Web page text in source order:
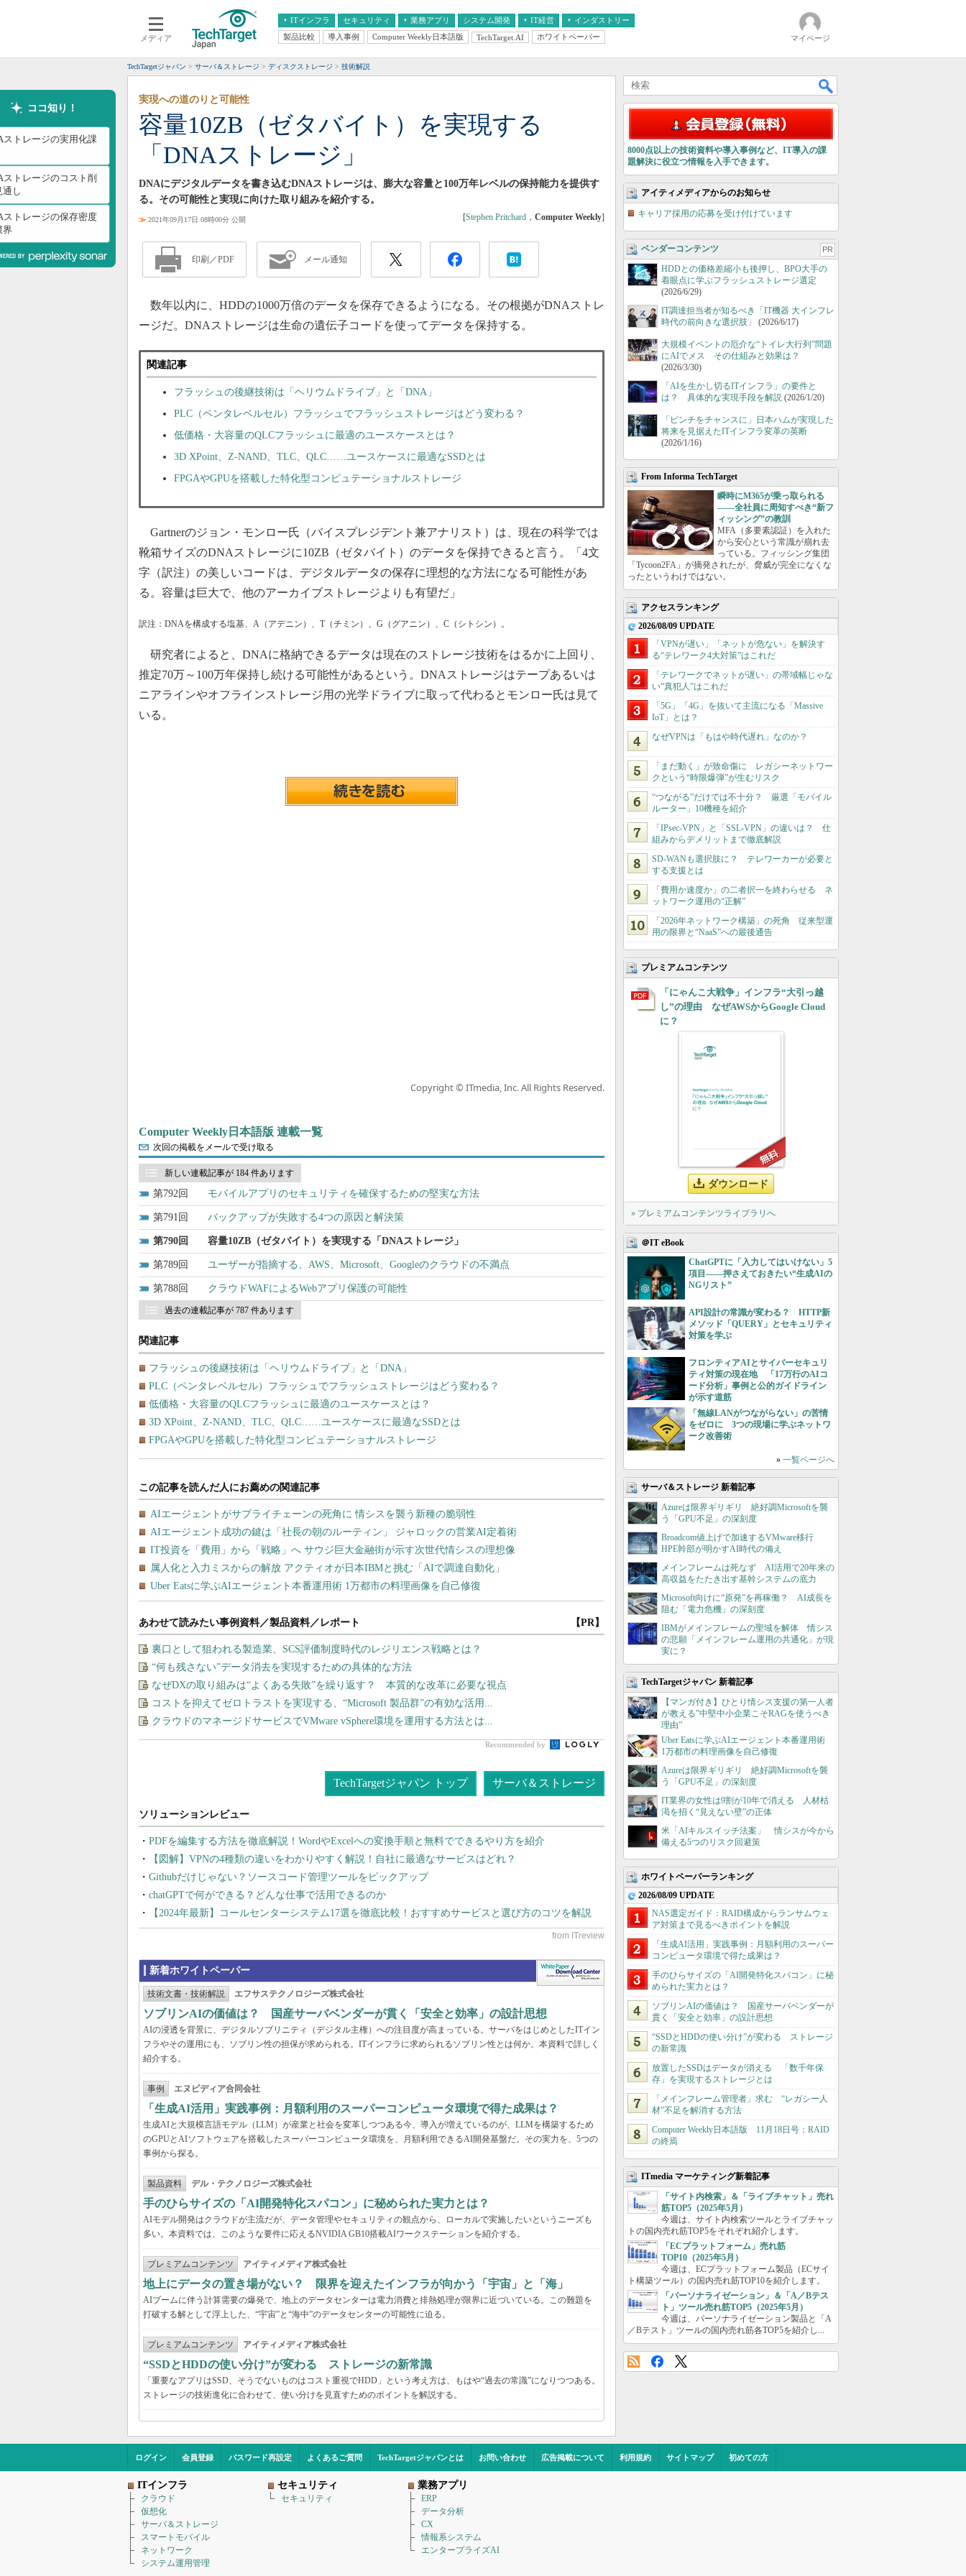
メディア
ITインフラ
クラウド
スマートモバイル
ネットワーク
システム運用管理
セキュリティ 業務アプリ
エンタープライズAI
ERP
情報系システム
システム開発 IT経営
経営とIT
インダストリー
医療IT
製品比較 導入事例 Computer Weekly日本語版 TechTarget.AI ホワイトペーパー マイページ
TechTargetジャパン サーバ＆ストレージ ディスクストレージ 技術解説
ココ知り！
ストレージの実用化課
ストレージのコスト削
通し
ストレージの保存密度
界
容量10ZB（ゼタバイト）を実現する
「DNAストレージ」
実現への道のりと可能性
DNAにデジタルデータを書き込むDNAストレージは、膨大な容量と100万年レベルの保持能力を提供す
る。その可能性と実現に向けた取り組みを紹介する。
≫ 2021年09月17日 08時00分 公開 [Stephen Pritchard ， Computer Weekly]
印刷／PDF メール通知
数年以内に、HDDの1000万倍のデータを保存できるようになる。その根拠がDNAストレ
ージだ。DNAストレージは生命の遺伝子コードを使ってデータを保持する。
関連記事
フラッシュの後継技術は「ヘリウムドライブ」と「DNA」
PLC（ペンタレベルセル）フラッシュでフラッシュストレージはどう変わる？
低価格・大容量のQLCフラッシュに最適のユースケースとは？
3D XPoint、Z-NAND、TLC、QLC……ユースケースに最適なSSDとは
FPGAやGPUを搭載した特化型コンピュテーショナルストレージ
Gartnerのジョン・モンロー氏（バイスプレジデント兼アナリスト）は、現在の科学では
靴箱サイズのDNAストレージに10ZB（ゼタバイト）のデータを保持できると言う。「4文
字（訳注）の美しいコードは、デジタルデータの保存に理想的な方法になる可能性があ
る。容量は巨大で、他のアーカイブストレージよりも有望だ」
訳注：DNAを構成する塩基、A（アデニン）、T（チミン）、G（グアニン）、C（シトシン）。
研究者によると、DNAに格納できるデータは現在のストレージ技術をはるかに上回り、
推定70万～100万年保持し続ける可能性があるという。DNAストレージはテープあるいは
ニアラインやオフラインストレージ用の光学ドライブに取って代わるとモンロー氏は見て
いる。
Copyright © ITmedia, Inc. All Rights Reserved.
Computer Weekly日本語版 連載一覧
次回の掲載をメールで受け取る
新しい連載記事が 184 件あります
792 モバイルアプリのセキュリティを確保するための堅実な方法
791 バックアップが失敗する4つの原因と解決策
790 容量10ZB（ゼタバイト）を実現する「DNAストレージ」
789 ユーザーが指摘する、AWS、Microsoft、Googleのクラウドの不満点
788 クラウドWAFによるWebアプリ保護の可能性
過去の連載記事が 787 件あります
関連記事
フラッシュの後継技術は「ヘリウムドライブ」と「DNA」
PLC（ペンタレベルセル）フラッシュでフラッシュストレージはどう変わる？
低価格・大容量のQLCフラッシュに最適のユースケースとは？
3D XPoint、Z-NAND、TLC、QLC……ユースケースに最適なSSDとは
FPGAやGPUを搭載した特化型コンピュテーショナルストレージ
あわせて読みたい事例資料／製品資料／レポート 【PR】
裏口として狙われる製造業、SCS評価制度時代のレジリエンス戦略とは？
“何も残さない”データ消去を実現するための具体的な方法
なぜDXの取り組みは“よくある失敗”を繰り返す？ 本質的な改革に必要な視点
コストを抑えてゼロトラストを実現する、“Microsoft 製品群”の有効な活用...
クラウドのマネージドサービスでVMware vSphere環境を運用する方法とは...
Recommended by
TechTargetジャパン トップ サーバ＆ストレージ
PDFを編集する方法を徹底解説！WordやExcelへの変換手順と無料でできるやり方を紹介
【図解】VPNの4種類の違いをわかりやすく解説！自社に最適なサービスはどれ？
Githubだけじゃない？ソースコード管理ツールをピックアップ
chatGPTで何ができる？どんな仕事で活用できるのか
【2024年最新】コールセンターシステム17選を徹底比較！おすすめサービスと選び方のコツを解説
新着ホワイトペーパー
技術文書・技術解説 エフサステクノロジーズ株式会社
ソブリンAIの価値は？ 国産サーバベンダーが貫く「安全と効率」の設計思想
AIの浸透を背景に、デジタルソブリニティ（デジタル主権）への注目度が高まっている。サーバをはじめとしたITイン
フラやその運用にも、ソブリン性の担保が求められる。ITインフラに求められるソブリン性とは何か。本資料で詳しく
紹介する。
事例 エヌビディア合同会社
「生成AI活用」実践事例：月額利用のスーパーコンピュータ環境で得た成果は？
生成AIと大規模言語モデル（LLM）が産業と社会を変革しつつある今、導入が増えているのが、LLMを構築するため
のGPUとAIソフトウェアを搭載したスーパーコンピュータ環境を、月額利用できるAI開発基盤だ。その実力を、5つの
事例から探る。
製品資料 デル・テクノロジーズ株式会社
手のひらサイズの「AI開発特化スパコン」に秘められた実力とは？
AIモデル開発はクラウドが主流だが、データ管理やセキュリティの観点から、ローカルで実施したいというニーズも
多い。本資料では、このような要件に応えるNVIDIA GB10搭載AIワークステーションを紹介する。
プレミアムコンテンツ アイティメディア株式会社
地上にデータの置き場がない？ 限界を迎えたインフラが向かう「宇宙」と「海」
AIブームに伴う計算需要の爆発で、地上のデータセンターは電力消費と排熱処理が限界に近づいている。この難題を
打破する解として浮上した、“宇宙”と“海中”のデータセンターの可能性に迫る。
プレミアムコンテンツ アイティメディア株式会社
“SSDとHDDの使い分け”が変わる ストレージの新常識
「重要なアプリはSSD、そうでないものはコスト重視でHDD」という考え方は、もはや“過去の常識”になりつつある。
ストレージの技術進化に合わせて、使い分けを見直すためのポイントを解説する。
8000点以上の技術資料や導入事例など、IT導入の課
題解決に役立つ情報を入手できます。
アイティメディアからのお知らせ
キャリア採用の応募を受け付けています
ベンダーコンテンツ PR
HDDとの価格差縮小も後押し、BPO大手の
着眼点に学ぶフラッシュストレージ選定
(2026/6/29)
IT調達担当者が知るべき「IT機器 大インフレ
時代の前向きな選択肢」
(2026/6/17)
大規模イベントの厄介な“トイレ大行列”問題
にAIでメス その仕組みと効果は？
(2026/3/30)
「AIを生かし切るITインフラ」の要件と
は？ 具体的な実現手段を解説 (2026/1/20)
「ピンチをチャンスに」日本ハムが実現した
将来を見据えたITインフラ変革の英断
(2026/1/16)
From Informa TechTarget
瞬時にM365が乗っ取られる
――全社員に周知すべき“新フ
ィッシング”の教訓
MFA（多要素認証）を入れた
から安心という常識が崩れ去
っている。フィッシング集団
「Tycoon2FA」が摘発されたが、脅威が完全になくな
ったというわけではない。
アクセスランキング
2026/08/09 UPDATE
「VPNが遅い」「ネットが危ない」を解決す
る“テレワーク4大対策”はこれだ
「テレワークでネットが遅い」の帯域幅じゃな
い“真犯人”はこれだ
「5G」「4G」を抜いて主流になる「Massive
IoT」とは？
なぜVPNは「もはや時代遅れ」なのか？
「まだ動く」が致命傷に レガシーネットワー
クという“時限爆弾”が生むリスク
“つながる”だけでは不十分？ 厳選「モバイル
ルーター」10機種を紹介
「IPsec-VPN」と「SSL-VPN」の違いは？ 仕
組みからデメリットまで徹底解説
SD-WANも選択肢に？ テレワーカーが必要と
する支援とは
「費用か速度か」の二者択一を終わらせる ネ
ットワーク運用の“正解”
「2026年ネットワーク構築」の死角 従来型運
用の限界と“NaaS”への最後通告
プレミアムコンテンツ
「にゃんこ大戦争」インフラ“大引っ越
し”の理由 なぜAWSからGoogle Cloud
に？
ダウンロード
» プレミアムコンテンツライブラリへ
＠IT eBook
ChatGPTに「入力してはいけない」5
項目――押さえておきたい“生成AIの
NGリスト”
API設計の常識が変わる？ HTTP新
メソッド「QUERY」とセキュリティ
対策を学ぶ
フロンティアAIとサイバーセキュリ
ティ対策の現在地 「17万行のAIコ
ード分析」事例と公的ガイドライン
が示す道筋
「無線LANがつながらない」の苦情
をゼロに 3つの現場に学ぶネットワ
ーク改善術
» 一覧ページへ
サーバ＆ストレージ 新着記事
Azureは限界ギリギリ 絶好調Microsoftを襲
う「GPU不足」の深刻度
Broadcom値上げで加速するVMware移行
HPE幹部が明かすAI時代の備え
メインフレームは死なず AI活用で20年来の
高収益をたたき出す基幹システムの底力
Microsoft向けに“原発”を再稼働？ AI成長を
阻む「電力危機」の深刻度
IBMがメインフレームの聖域を解体 情シス
の悲願「メインフレーム運用の共通化」が現
実に？
TechTargetジャパン 新着記事
【マンガ付き】ひとり情シス支援の第一人者
が教える”中堅中小企業こそRAGを使うべき
理由”
Uber Eatsに学ぶAIエージェント本番運用術
1万都市の料理画像を自己修復
Azureは限界ギリギリ 絶好調Microsoftを襲
う「GPU不足」の深刻度
IT業界の女性は9割が10年で消える 人材枯
渇を招く“見えない壁”の正体
米「AIキルスイッチ法案」 情シスが今から
備える5つのリスク回避策
ホワイトペーパーランキング
2026/08/09 UPDATE
NAS選定ガイド：RAID構成からランサムウェ
ア対策まで見るべきポイントを解説
「生成AI活用」実践事例：月額利用のスーパー
コンピュータ環境で得た成果は？
手のひらサイズの「AI開発特化スパコン」に秘
められた実力とは？
ソブリンAIの価値は？ 国産サーバベンダーが
貫く「安全と効率」の設計思想
“SSDとHDDの使い分け”が変わる ストレージ
の新常識
放置したSSDはデータが消える 「数千年保
存」を実現するストレージとは
「メインフレーム管理者」求む “レガシー人
材”不足を解消する方法
Computer Weekly日本語版 11月18日号：RAID
の終焉
ITmedia マーケティング新着記事
「サイト内検索」＆「ライブチャット」売れ
筋TOP5（2025年5月）
今週は、サイト内検索ツールとライブチャッ
トの国内売れ筋TOP5をそれぞれ紹介します。
「ECプラットフォーム」売れ筋
TOP10（2025年5月）
今週は、ECプラットフォーム製品（ECサイ
ト構築ツール）の国内売れ筋TOP10を紹介します。
「パーソナライゼーション」＆「A／Bテス
ト」ツール売れ筋TOP5（2025年5月）
今週は、パーソナライゼーション製品と「A
／Bテスト」ツールの国内売れ筋各TOP5を紹介し...
ログイン 会員登録 パスワード再設定 よくあるご質問 TechTargetジャパンとは お問い合わせ 広告掲載について 利用規約 サイトマップ 初めての方
ITインフラ
クラウド
仮想化
サーバ＆ストレージ
スマートモバイル
ネットワーク
システム運用管理
セキュリティ
セキュリティ
業務アプリ
ERP
データ分析
CX
情報系システム
エンタープライズAI